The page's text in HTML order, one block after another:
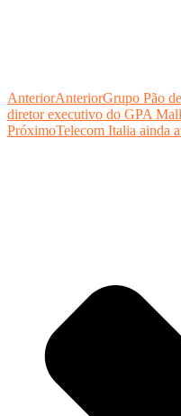
AnteriorAnteriorGrupo Pão
diretor executivo do GPA
PróximoTelecom Italia ainda